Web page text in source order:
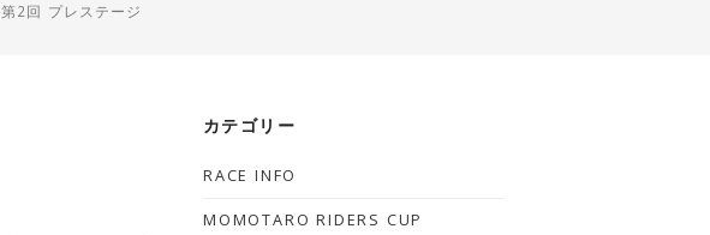
第2回 プレステージ
カテゴリー
RACE INFO
MOMOTARO RIDERS CUP